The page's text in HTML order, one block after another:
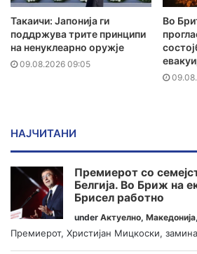
Такаичи: Јапонија ги
поддржува трите принципи
на ненуклеарно оружје
09.08.2026 09:05
Во
НАЈЧИТАНИ
Премиерот со
Белгија. Во Бриж на
Брисел работно
under Актуелно, Македонија,
Премиерот, Христијан Мицкоски, замина